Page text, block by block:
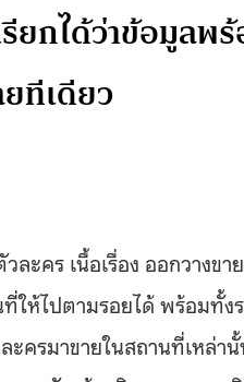
ยกได้ว่าข้อมูลพ
ทีเดียว
ะคร เนื้อเรื่อง ออกวางข
ที่ให้ไปตามรอยได้ พร้อมทั้ง
ครมาขายในสถานที่เหล่า